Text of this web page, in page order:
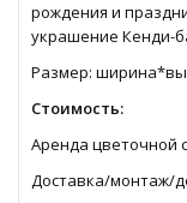
рождения и
украшение Кенди-
Размер:
Стоимость:
Аренда цветочной
Доставка/монтаж/